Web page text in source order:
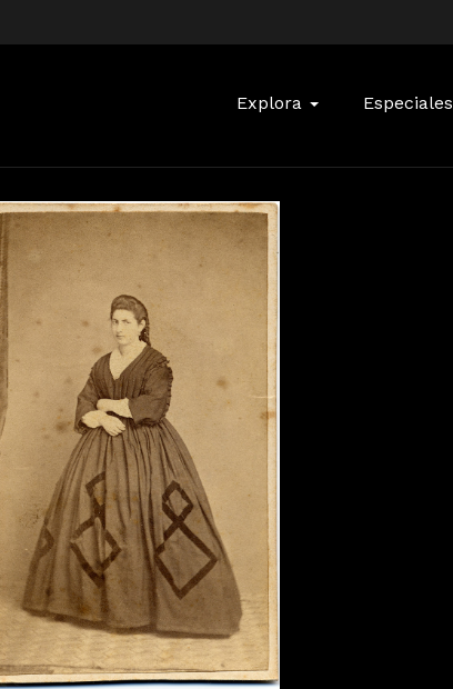
Explora Especiales